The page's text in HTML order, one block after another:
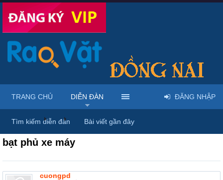
Diễn đàn ... Rao vặt tổng hợp - Uy tín - Miễn phí
bạt phủ xe máy
cuongpd
TRANG CHỦ DIỄN ĐÀN
Tìm kiếm diễn đàn Bài viết gần đây
ĐĂNG NHẬP